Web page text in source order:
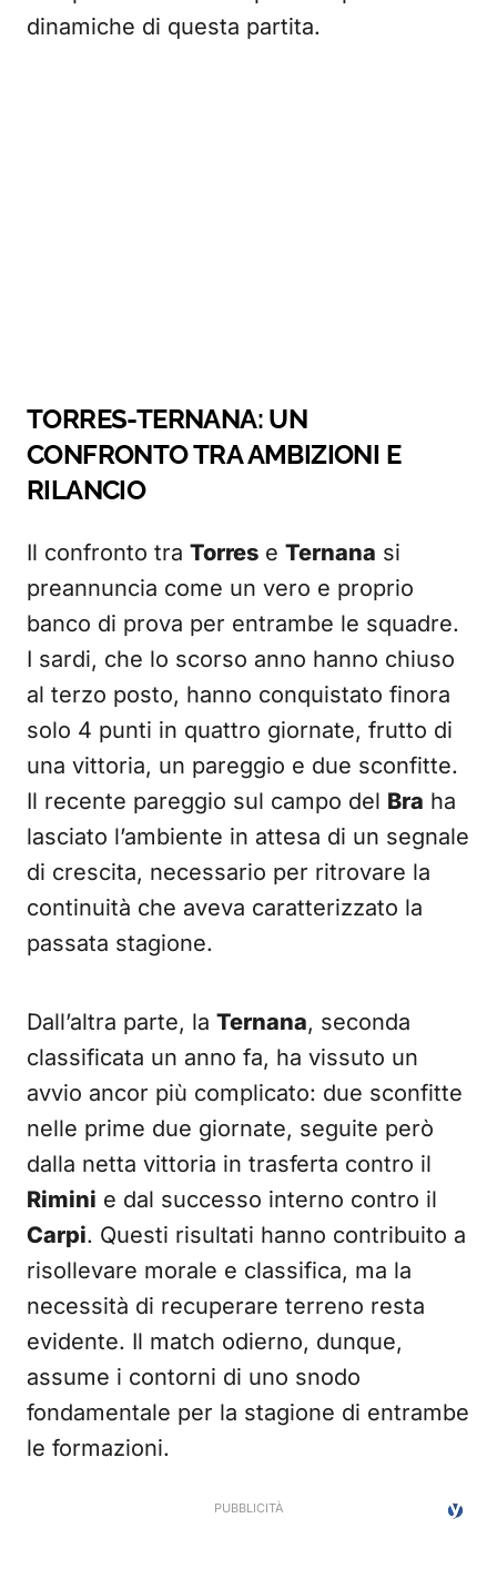
dinamiche di questa partita.
TORRES-TERNANA: UN
CONFRONTO TRA AMBIZIONI E
RILANCIO
Il confronto tra Torres e Ternana si
preannuncia come un vero e proprio
banco di prova per entrambe le squadre.
I sardi, che lo scorso anno hanno chiuso
al terzo posto, hanno conquistato finora
solo 4 punti in quattro giornate, frutto di
una vittoria, un pareggio e due sconfitte.
Il recente pareggio sul campo del Bra ha
lasciato l’ambiente in attesa di un segnale
di crescita, necessario per ritrovare la
continuità che aveva caratterizzato la
passata stagione.
Dall’altra parte, la Ternana, seconda
classificata un anno fa, ha vissuto un
avvio ancor più complicato: due sconfitte
nelle prime due giornate, seguite però
dalla netta vittoria in trasferta contro il
Rimini e dal successo interno contro il
Carpi. Questi risultati hanno contribuito a
risollevare morale e classifica, ma la
necessità di recuperare terreno resta
evidente. Il match odierno, dunque,
assume i contorni di uno snodo
fondamentale per la stagione di entrambe
le formazioni.